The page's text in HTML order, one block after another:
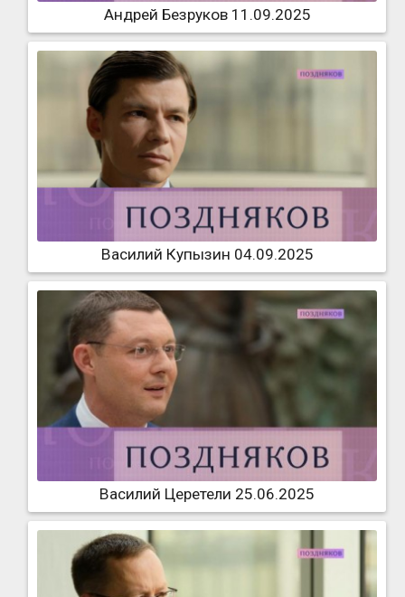
Андрей Безруков 11.09.2025
Василий Купызин 04.09.2025
Василий Церетели 25.06.2025